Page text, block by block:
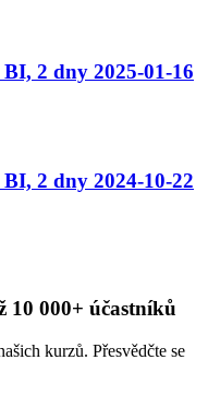
2 dny 2025-01-16
2 dny 2024-10-22
10 000+ účastníků
kurzů. Přesvědčte se